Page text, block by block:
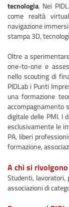
tecnologia. Nei
come realtà
navigazione
stampa 3D,
Oltre a
one-to-one e
nello scouting di
PIDLab i Punti
una formazione
accompagnamento
digitale delle PMI. I
esclusivamente le
PA, liberi
formazione,
A chi si rivolgono
Studenti, lavoratori,
associazioni di